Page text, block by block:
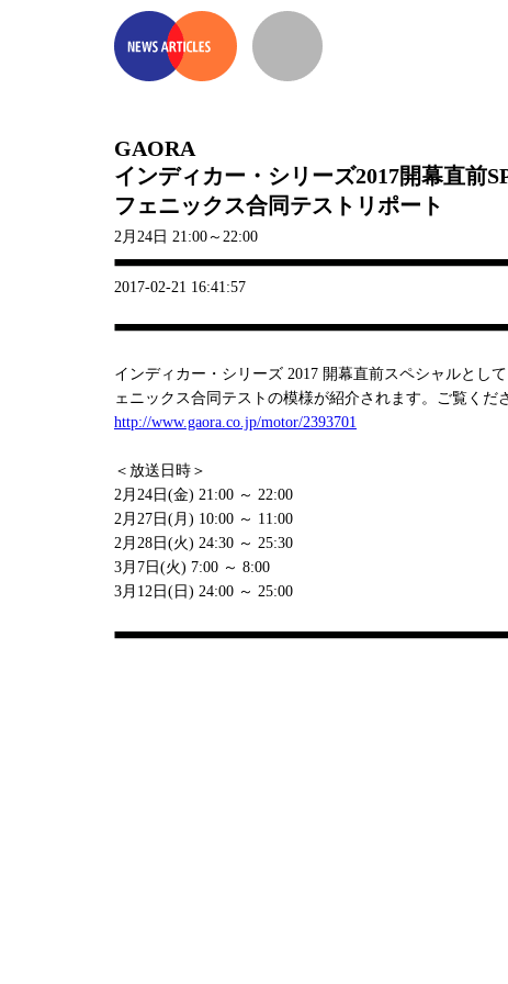
GAORA
インディカー・シリーズ2017開幕直前
フェニックス合同テストリポート
2月24日 21:00～22:00
2017-02-21 16:41:57
インディカー・シリーズ 2017 開幕直前スペシャルとし
ェニックス合同テストの模様が紹介されます。ご覧くだ
http://www.gaora.co.jp/motor/2393701
＜放送日時＞
2月24日(金) 21:00 ～ 22:00
2月27日(月) 10:00 ～ 11:00
2月28日(火) 24:30 ～ 25:30
3月7日(火) 7:00 ～ 8:00
3月12日(日) 24:00 ～ 25:00